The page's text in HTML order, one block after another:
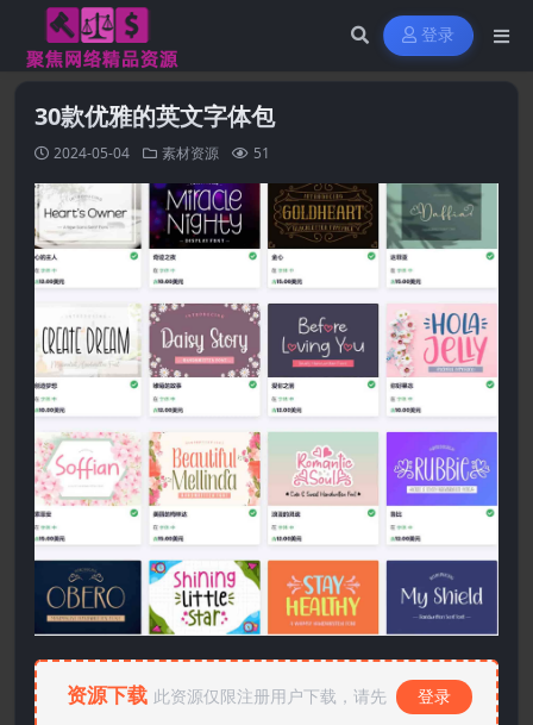
登录
30款优雅的英文字体包
2024-05-04 素材资源 51
资源下载 此资源仅限注册用户下载，请先 登录